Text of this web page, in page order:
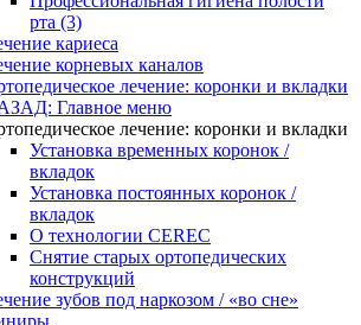
рта (3)
кариеса
корневых каналов
лечение: коронки и вкладки
Главное меню
лечение: коронки и вкладки
Установка временных коронок /
вкладок
Установка постоянных коронок /
вкладок
О технологии CEREC
Снятие старых ортопедических
конструкций
зубов под наркозом / «во сне»